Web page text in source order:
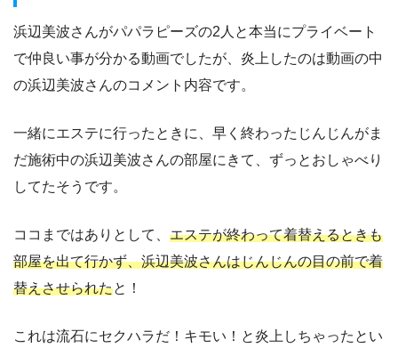
浜辺美波さんがパパラピーズの2人と本当にプライベート
で仲良い事が分かる動画でしたが、炎上したのは動画の中
の浜辺美波さんのコメント内容です。
一緒にエステに行ったときに、早く終わったじんじんがま
だ施術中の浜辺美波さんの部屋にきて、ずっとおしゃべり
してたそうです。
ココまではありとして、 エステが終わって着替えるときも
部屋を出て行かず、浜辺美波さんはじんじんの目の前で着
替えさせられたと！
これは流石にセクハラだ！キモい！と炎上しちゃったとい